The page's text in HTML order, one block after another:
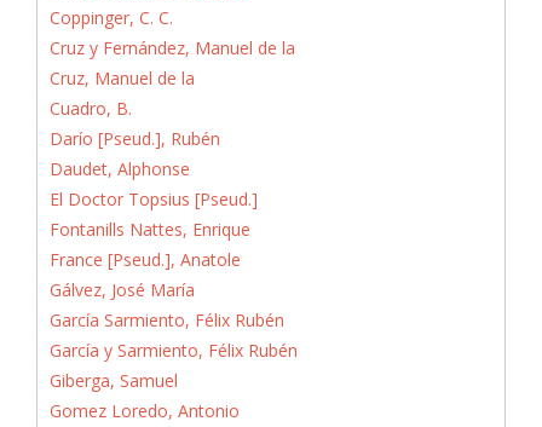
Coppinger, C. C.
Cruz y Fernández, Manuel de la
Cruz, Manuel de la
Cuadro, B.
Darío [Pseud.], Rubén
Daudet, Alphonse
El Doctor Topsius [Pseud.]
Fontanills Nattes, Enrique
France [Pseud.], Anatole
Gálvez, José María
García Sarmiento, Félix Rubén
García y Sarmiento, Félix Rubén
Giberga, Samuel
Gomez Loredo, Antonio